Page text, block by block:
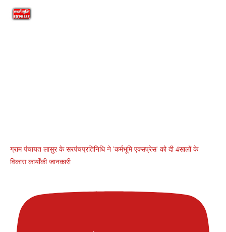
ग्राम पंचायत लासुर के सरपंचप्रतिनिधि ने 'कर्मभूमि एक्सप्रेस' को दी 4सालों के
विकास कार्योंकी जानकारी